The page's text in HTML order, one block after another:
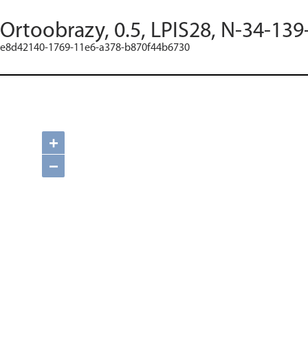
Ortoobrazy, 0.5, LPIS28, N-34-
e8d42140-1769-11e6-a378-b870f44b6730
+
−